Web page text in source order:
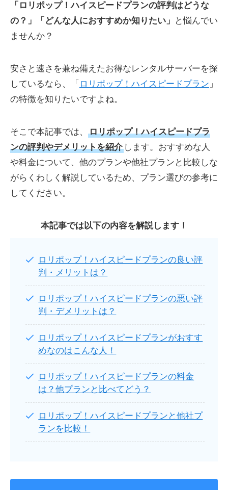
「ロリポップ！ハイスピードプランの評判はどうな
の？」「どんな人におすすめか知りたい」
と悩んでい
ませんか？
安さと速さを兼ね備えたお得なレンタルサーバーを探
しているなら、「 ロリポップ！ハイスピードプラン 」
の特徴を知りたいですよね。
そこで本記事では、
ロリポップ！ハイスピードプラ
ンの評判やデメリットを紹介 します。おすすめな人
や料金について、他のプランや他社プランと比較しな
がらくわしく解説しているため、プラン選びの参考に
してください。
本記事では以下の内容を解説します！
ロリポップ！ハイスピードプランの良い評
判・メリットは？
ロリポップ！ハイスピードプランの悪い評
判・デメリットは？
ロリポップ！ハイスピードプランがおすす
めなのはこんな人！
ロリポップ！ハイスピードプランの料金
は？他プランと比べてどう？
ロリポップ！ハイスピードプランと他社プ
ランを比較！